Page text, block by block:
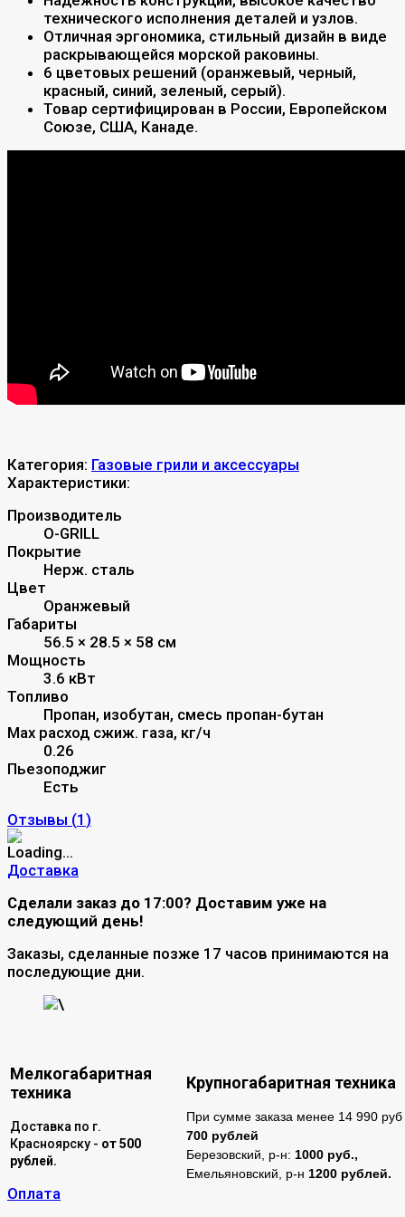
технического исполнения деталей и узлов.
Отличная эргономика, стильный дизайн в виде
раскрывающейся морской раковины.
6 цветовых решений (оранжевый, черный,
красный, синий, зеленый, серый).
Товар сертифицирован в России, Европейском
Союзе, США, Канаде.
Категория: Газовые грили и аксессуары
Характеристики:
Производитель
O-GRILL
Покрытие
Нерж. сталь
Цвет
Оранжевый
Габариты
56.5 × 28.5 × 58 см
Мощность
3.6 кВт
Топливо
Пропан, изобутан, смесь пропан-бутан
Max расход сжиж. газа, кг/ч
0.26
Пьезоподжиг
Есть
Отзывы (1 )
Доставка
Сделали заказ до 17:00? Доставим уже на
следующий день!
Заказы, сделанные позже 17 часов принимаются на
последующие дни.
\
Мелкогабаритная
техника
Крупногабаритная техника
Доставка по г.
Красноярску - от 500
рублей.
При сумме заказа менее 14 990 руб
700 рублей
Березовский, р-н: 1000 руб.,
Емельяновский, р-н 1200 рублей.
Оплата